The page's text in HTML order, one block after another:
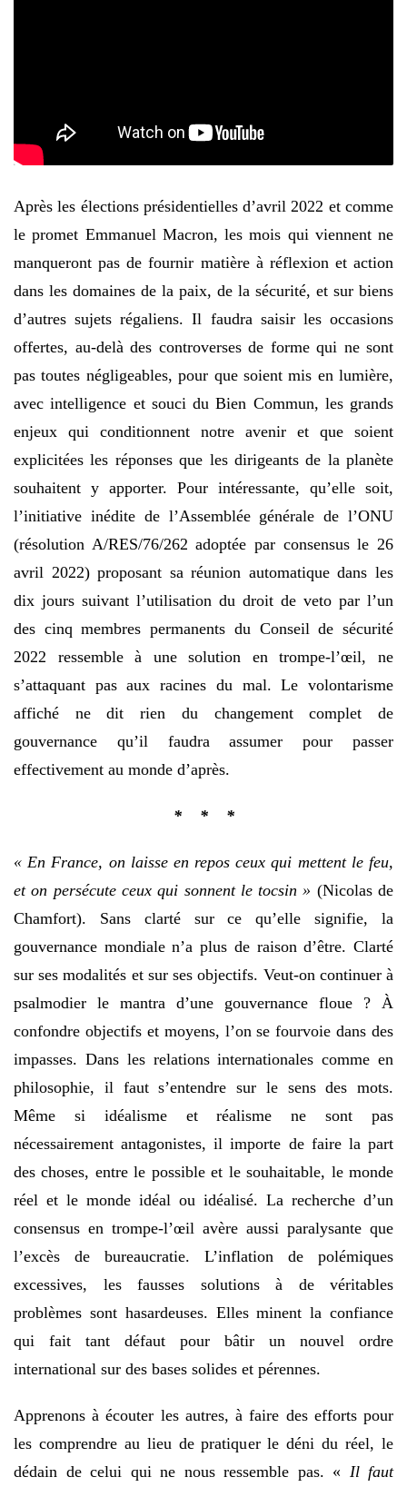
Après les élections présidentielles d’avril 2022 et comme
le promet Emmanuel Macron, les mois qui viennent ne
manqueront pas de fournir matière à réflexion et action
dans les domaines de la paix, de la sécurité, et sur biens
d’autres sujets régaliens. Il faudra saisir les occasions
offertes, au-delà des controverses de forme qui ne sont
pas toutes négligeables, pour que soient mis en lumière,
avec intelligence et souci du Bien Commun, les grands
enjeux qui conditionnent notre avenir et que soient
explicitées les réponses que les dirigeants de la planète
souhaitent y apporter. Pour intéressante, qu’elle soit,
l’initiative inédite de l’Assemblée générale de l’ONU
(résolution A/RES/76/262 adoptée par consensus le 26
avril 2022) proposant sa réunion automatique dans les
dix jours suivant l’utilisation du droit de veto par l’un
des cinq membres permanents du Conseil de sécurité
2022 ressemble à une solution en trompe-l’œil, ne
s’attaquant pas aux racines du mal. Le volontarisme
affiché ne dit rien du changement complet de
gouvernance qu’il faudra assumer pour passer
effectivement au monde d’après.
* * *
« En France, on laisse en repos ceux qui mettent le feu,
et on persécute ceux qui sonnent le tocsin » (Nicolas de
Chamfort). Sans clarté sur ce qu’elle signifie, la
gouvernance mondiale n’a plus de raison d’être. Clarté
sur ses modalités et sur ses objectifs. Veut-on continuer à
psalmodier le mantra d’une gouvernance floue ? À
confondre objectifs et moyens, l’on se fourvoie dans des
impasses. Dans les relations internationales comme en
philosophie, il faut s’entendre sur le sens des mots.
Même si idéalisme et réalisme ne sont pas
nécessairement antagonistes, il importe de faire la part
des choses, entre le possible et le souhaitable, le monde
réel et le monde idéal ou idéalisé. La recherche d’un
consensus en trompe-l’œil avère aussi paralysante que
l’excès de bureaucratie. L’inflation de polémiques
excessives, les fausses solutions à de véritables
problèmes sont hasardeuses. Elles minent la confiance
qui fait tant défaut pour bâtir un nouvel ordre
international sur des bases solides et pérennes.
Apprenons à écouter les autres, à faire des efforts pour
les comprendre au lieu de pratiquer le déni du réel, le
dédain de celui qui ne nous ressemble pas. « Il faut